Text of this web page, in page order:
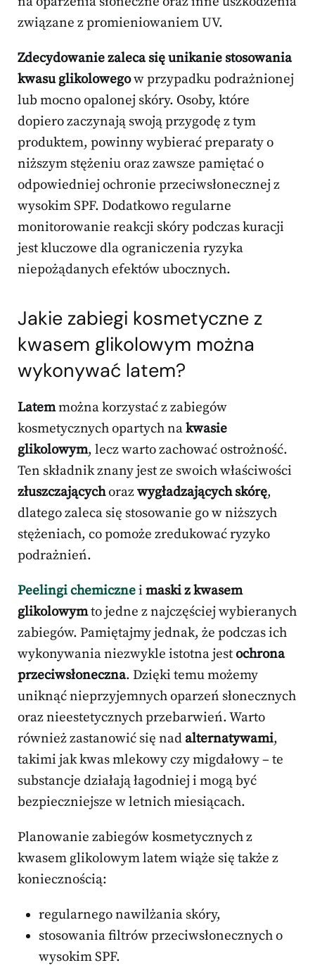
związane z promieniowaniem UV.
Zdecydowanie zaleca się unikanie stosowania
kwasu glikolowegow przypadku podrażnionej
lub mocno opalonej skóry. Osoby, które
dopiero zaczynają swoją przygodę z tym
produktem, powinny wybierać preparaty o
niższym stężeniu oraz zawsze pamiętać o
odpowiedniej ochronie przeciwsłonecznej z
wysokim SPF. Dodatkowo regularne
monitorowanie reakcji skóry podczas kuracji
jest kluczowe dla ograniczenia ryzyka
niepożądanych efektów ubocznych.
Jakie zabiegi kosmetyczne z
kwasem glikolowym można
wykonywać latem?
Latemmożna korzystać z zabiegów
kosmetycznych opartych nakwasie
glikolowym, lecz warto zachować ostrożność.
Ten składnik znany jest ze swoich właściwości
złuszczającychorazwygładzających skórę,
dlatego zaleca się stosowanie go w niższych
stężeniach, co pomoże zredukować ryzyko
podrażnień.
Peelingi chemicznei maski z kwasem
glikolowymto jedne z najczęściej wybieranych
zabiegów. Pamiętajmy jednak, że podczas ich
wykonywania niezwykle istotna jestochrona
przeciwsłoneczna. Dzięki temu możemy
uniknąć nieprzyjemnych oparzeń słonecznych
oraz nieestetycznych przebarwień. Warto
również zastanowić się nadalternatywami,
takimi jak kwas mlekowy czy migdałowy – te
substancje działają łagodniej i mogą być
bezpieczniejsze w letnich miesiącach.
Planowanie zabiegów kosmetycznych z
kwasem glikolowym latem wiąże się także z
koniecznością:
regularnego nawilżania skóry,
stosowania filtrów przeciwsłonecznych o
wysokim SPF.